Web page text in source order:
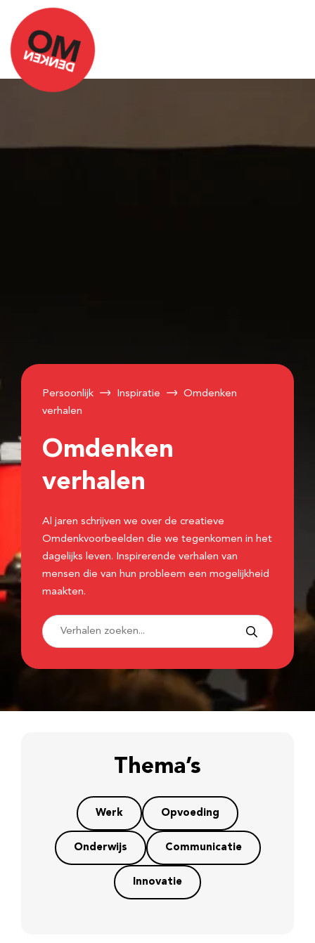
Persoonlijk Inspiratie
Omdenken
verhalen
Omdenken
verhalen
Al jaren schrijven we over de creatieve
Omdenkvoorbeelden die we tegenkomen in het
dagelijks leven. Inspirerende verhalen van
mensen die van hun probleem een mogelijkheid
maakten.
Thema’s
Werk Opvoeding
Onderwijs Communicatie
Innovatie